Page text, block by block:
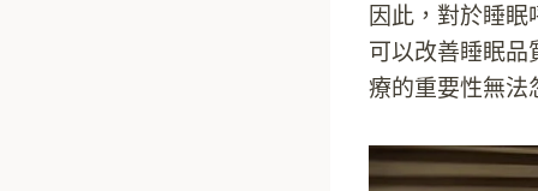
因此，對於睡
可以改善睡眠品
療的重要性無法